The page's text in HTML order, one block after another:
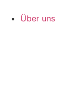
Inhalt Über uns